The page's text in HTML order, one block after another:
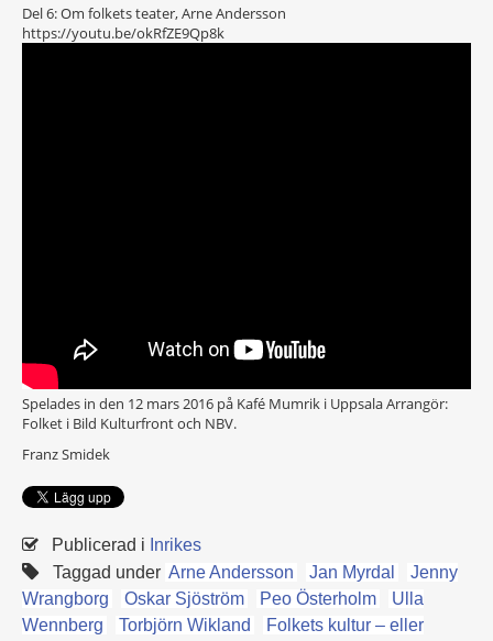
Del 6: Om folkets teater, Arne Andersson
https://youtu.be/okRfZE9Qp8k
Spelades in den 12 mars 2016 på Kafé Mumrik i Uppsala Arrangör:
Folket i Bild Kulturfront och NBV.
Franz Smidek
Publicerad i Inrikes
Taggad under Arne Andersson Jan Myrdal
Jenny
Wrangborg
Oskar Sjöström Peo Österholm
Ulla
Wennberg
Torbjörn Wikland
Folkets kultur – eller